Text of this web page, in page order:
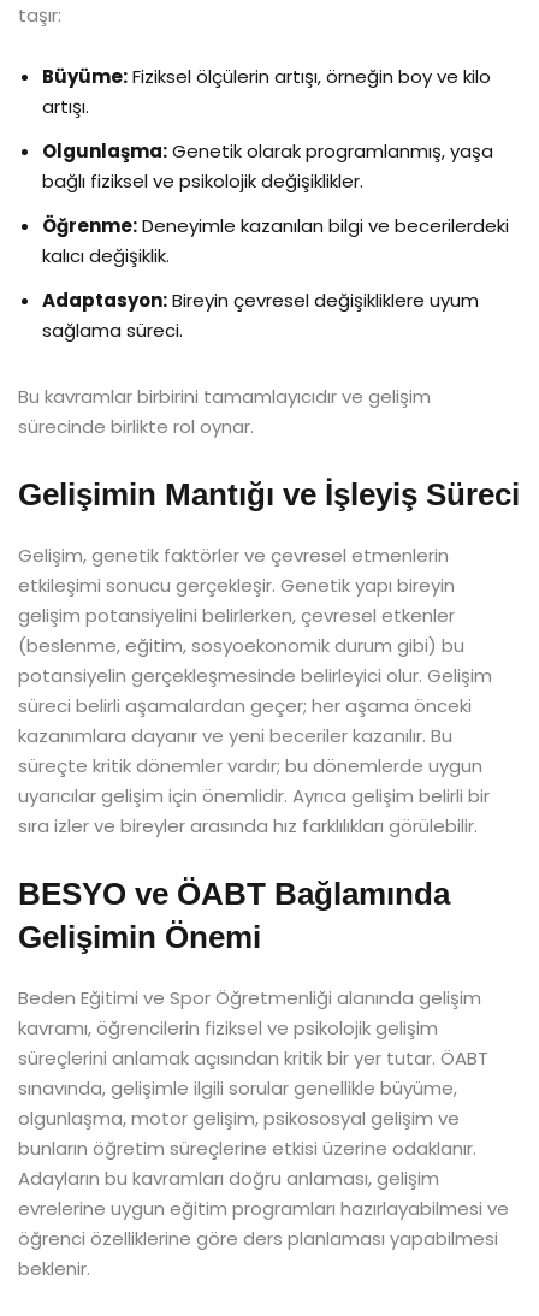
taşır:
Büyüme:Fiziksel ölçülerin artışı, örneğin boy ve kilo
artışı.
Olgunlaşma:Genetik olarak programlanmış, yaşa
bağlı fiziksel ve psikolojik değişiklikler.
Öğrenme:Deneyimle kazanılan bilgi ve becerilerdeki
kalıcı değişiklik.
Adaptasyon:Bireyin çevresel değişikliklere uyum
sağlama süreci.
Bu kavramlar birbirini tamamlayıcıdır ve gelişim
sürecinde birlikte rol oynar.
Gelişimin Mantığı ve İşleyiş Süreci
Gelişim, genetik faktörler ve çevresel etmenlerin
etkileşimi sonucu gerçekleşir. Genetik yapı bireyin
gelişim potansiyelini belirlerken, çevresel etkenler
(beslenme, eğitim, sosyoekonomik durum gibi) bu
potansiyelin gerçekleşmesinde belirleyici olur. Gelişim
süreci belirli aşamalardan geçer; her aşama önceki
kazanımlara dayanır ve yeni beceriler kazanılır. Bu
süreçte kritik dönemler vardır; bu dönemlerde uygun
uyarıcılar gelişim için önemlidir. Ayrıca gelişim belirli bir
sıra izler ve bireyler arasında hız farklılıkları görülebilir.
BESYO ve ÖABT Bağlamında
Gelişimin Önemi
Beden Eğitimi ve Spor Öğretmenliği alanında gelişim
kavramı, öğrencilerin fiziksel ve psikolojik gelişim
süreçlerini anlamak açısından kritik bir yer tutar. ÖABT
sınavında, gelişimle ilgili sorular genellikle büyüme,
olgunlaşma, motor gelişim, psikososyal gelişim ve
bunların öğretim süreçlerine etkisi üzerine odaklanır.
Adayların bu kavramları doğru anlaması, gelişim
evrelerine uygun eğitim programları hazırlayabilmesi ve
öğrenci özelliklerine göre ders planlaması yapabilmesi
beklenir.